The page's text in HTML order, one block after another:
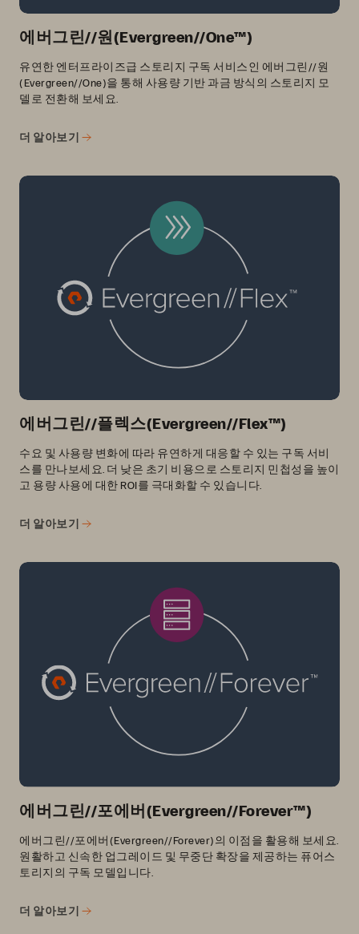
에버그린//원(Evergreen//One™)
유연한 엔터프라이즈급 스토리지 구독 서비스인 에버그린//원
(Evergreen//One)을 통해 사용량 기반 과금 방식의 스토리지 모
델로 전환해 보세요.
더 알아보기
에버그린//플렉스(Evergreen//Flex™)
수요 및 사용량 변화에 따라 유연하게 대응할 수 있는 구독 서비
스를 만나보세요. 더 낮은 초기 비용으로 스토리지 민첩성을 높이
고 용량 사용에 대한 ROI를 극대화할 수 있습니다.
더 알아보기
에버그린//포에버(Evergreen//Forever™)
에버그린//포에버(Evergreen//Forever)의 이점을 활용해 보세요.
원활하고 신속한 업그레이드 및 무중단 확장을 제공하는 퓨어스
토리지의 구독 모델입니다.
더 알아보기